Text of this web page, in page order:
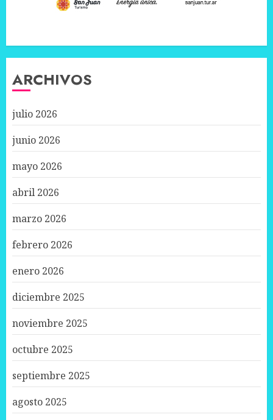
ARCHIVOS
julio 2026
junio 2026
mayo 2026
abril 2026
marzo 2026
febrero 2026
enero 2026
diciembre 2025
noviembre 2025
octubre 2025
septiembre 2025
agosto 2025